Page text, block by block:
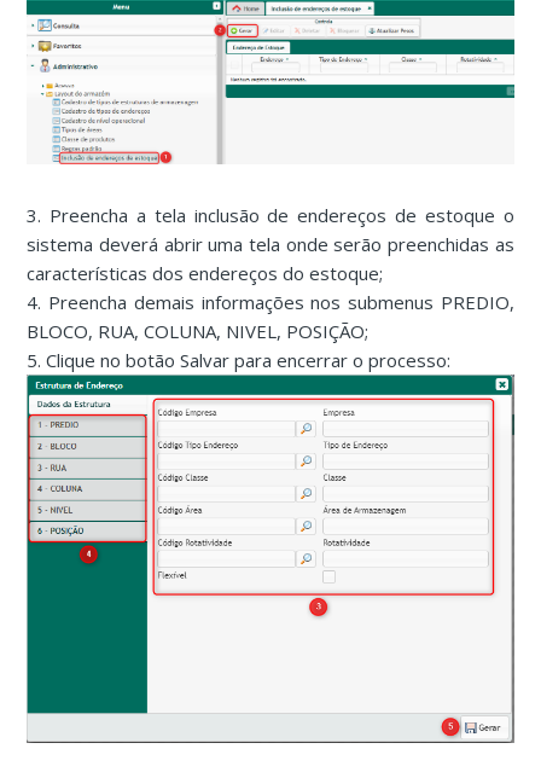
3. Preencha a tela inclusão de endereços de estoque o
sistema deverá abrir uma tela onde serão preenchidas as
características dos endereços do estoque;
4. Preencha demais informações nos submenus PREDIO,
BLOCO, RUA, COLUNA, NIVEL, POSIÇÃO;
5. Clique no botão Salvar para encerrar o processo: